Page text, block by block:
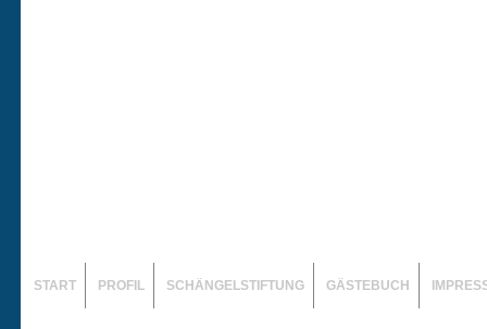
START PROFIL SCHÄNGELSTIFTUNG GÄSTEBUCH